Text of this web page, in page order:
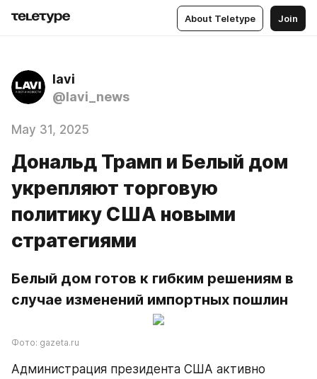
About Teletype Join
lavi
@lavi_news
May 31, 2025
Дональд Трамп и Белый дом
укрепляют торговую
политику США новыми
стратегиями
Белый дом готов к гибким решениям в
случае изменений импортных пошлин
Фото: gazeta.ru
Администрация президента США активно